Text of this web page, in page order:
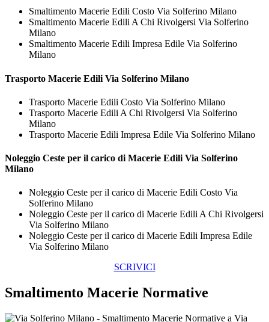
Smaltimento Macerie Edili Costo Via Solferino Milano
Smaltimento Macerie Edili A Chi Rivolgersi Via Solferino
Milano
Smaltimento Macerie Edili Impresa Edile Via Solferino
Milano
Trasporto Macerie Edili Via Solferino Milano
Trasporto Macerie Edili Costo Via Solferino Milano
Trasporto Macerie Edili A Chi Rivolgersi Via Solferino
Milano
Trasporto Macerie Edili Impresa Edile Via Solferino Milano
Noleggio Ceste per il carico di Macerie Edili Via Solferino
Milano
Noleggio Ceste per il carico di Macerie Edili Costo Via
Solferino Milano
Noleggio Ceste per il carico di Macerie Edili A Chi Rivolgersi
Via Solferino Milano
Noleggio Ceste per il carico di Macerie Edili Impresa Edile
Via Solferino Milano
SCRIVICI
Smaltimento Macerie Normative